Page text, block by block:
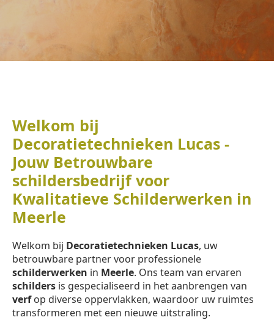
Welkom bij
Decoratietechnieken Lucas -
Jouw Betrouwbare
schildersbedrijf voor
Kwalitatieve Schilderwerken in
Meerle
Welkom bij Decoratietechnieken Lucas, uw
betrouwbare partner voor professionele
schilderwerken in Meerle. Ons team van ervaren
schilders is gespecialiseerd in het aanbrengen van
verfop diverse oppervlakken, waardoor uw ruimtes
transformeren met een nieuwe uitstraling.